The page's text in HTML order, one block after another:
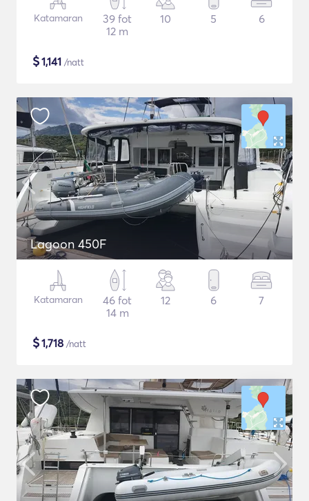
Katamaran
39 fot
12 m
10 5 6
$1,141 /natt
Lagoon 450F
Katamaran
46 fot
14 m
12 6 7
$1,718 /natt